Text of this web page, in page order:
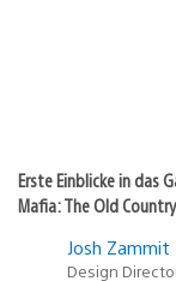
Erste Einblicke in das
Mafia: The Old Country
Josh Zammit
Design